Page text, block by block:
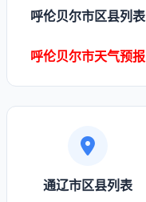
呼伦贝尔市区县列表
呼伦贝尔市天气预报
通辽市区县列表